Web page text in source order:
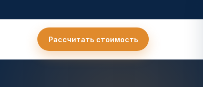
Рассчитать стоимость